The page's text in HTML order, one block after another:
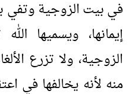
في بيت الزوجية وتفي
إيمانها، ويسميها
الزوجية، ولا تزرع
منه لأنه يخالفها في